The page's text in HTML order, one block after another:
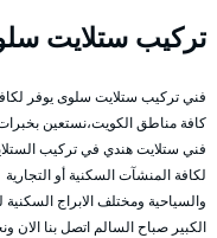
تركيب ستلايت
كافة مناطق الكويت،نستعين
فني ستلايت هندي في تركيب
لكافة المنشآت السكنية أو التجارية
والسياحية ومختلف الابراج
الكبير صباح السالم اتصل بنا الان